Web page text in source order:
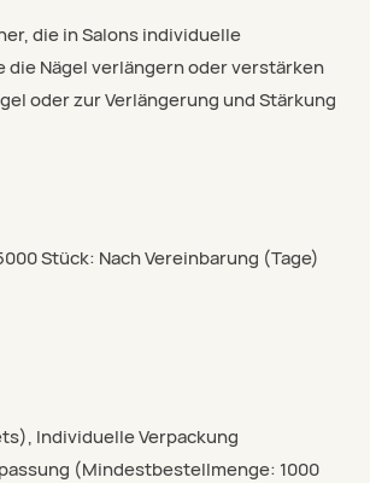
die in Salons individuelle
die Nägel verlängern oder verstärken
oder zur Verlängerung und Stärkung
Stück: Nach Vereinbarung (Tage)
Individuelle Verpackung
(Mindestbestellmenge: 1000